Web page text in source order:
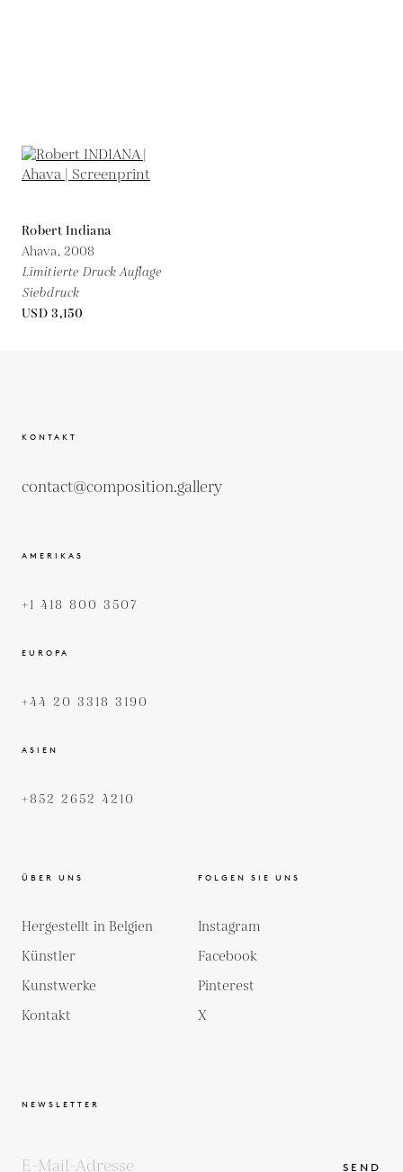
Robert Indiana
Ahava, 2008
Limitierte Druck Auflage
Siebdruck
USD 3,150
KONTAKT
contact@composition.gallery
AMERIKAS
+1 418 800 3507
EUROPA
+44 20 3318 3190
ASIEN
+852 2652 4210
ÜBER UNS
Hergestellt in Belgien
Künstler
Kunstwerke
Kontakt
FOLGEN SIE UNS
Instagram
Facebook
Pinterest
X
NEWSLETTER
SEND